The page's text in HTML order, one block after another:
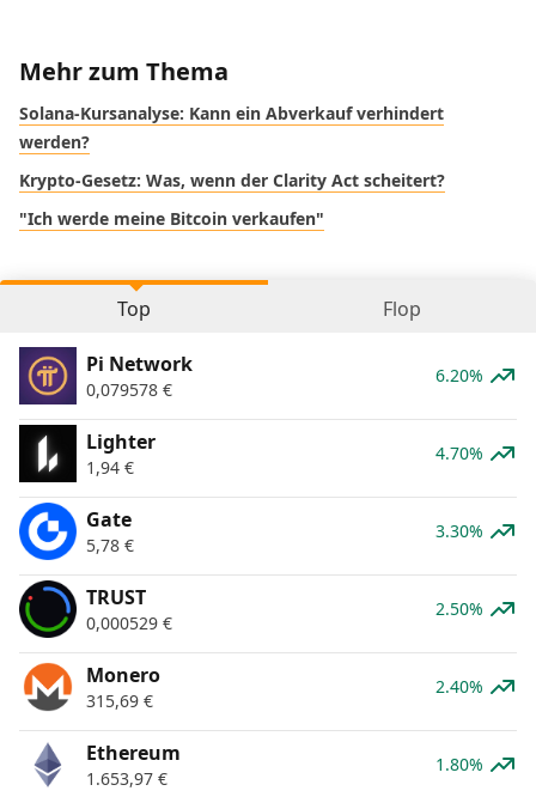
Mehr zum Thema
Solana-Kursanalyse: Kann ein Abverkauf verhindert
werden?
Krypto-Gesetz: Was, wenn der Clarity Act scheitert?
"Ich werde meine Bitcoin verkaufen"
Top Flop
Pi Network
0,079578 €
6.20%
Lighter
1,94 €
4.70%
Gate
5,78 €
3.30%
TRUST
0,000529 €
2.50%
Monero
315,69 €
2.40%
Ethereum
1.653,97 €
1.80%